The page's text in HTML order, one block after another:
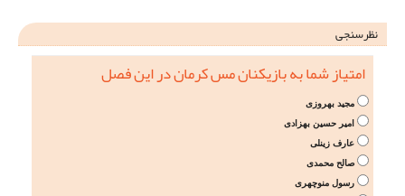
نظرسنجی
امتیاز شما به بازیکنان مس کرمان در این فصل
مجید بهروزی
امیر حسین بهزادی
عارف زینلی
صالح محمدی
رسول منوچهری